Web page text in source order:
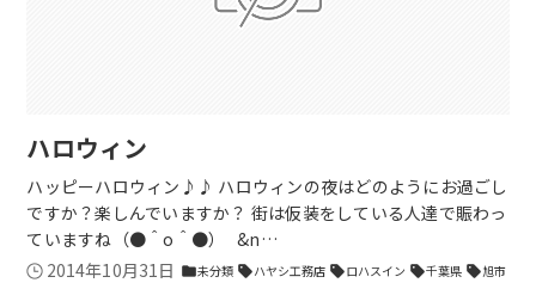
ハロウィン
ハッピーハロウィン♪♪ ハロウィンの夜はどのようにお過ごし
ですか？楽しんでいますか？ 街は仮装をしている人達で賑わっ
ていますね（●＾o＾●） &n…
2014年10月31日 folder未分類 sellハヤシ工務店 sellロハスイン sell千葉県 sell旭市